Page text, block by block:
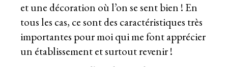
et une décoration où l’on se sent bien ! En
tous les cas, ce sont des caractéristiques très
importantes pour moi qui me font apprécier
un établissement et surtout revenir !